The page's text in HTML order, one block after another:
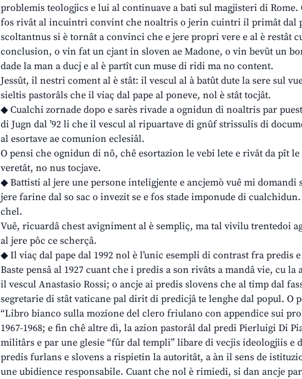
problemis teologjics e lui al continuave a bati sul magjisteri di
fos rivât al incuintri convint che noaltris o jerin cuintri il primât dal
scoltantnus si è tornât a convinci che e jere propri vere e al è restât
conclusion, o vin fat un cjant in sloven ae Madone, o vin bevût un
dade la man a ducj e al è partît cun muse di ridi ma no content.
Jessût, il nestri coment al è stât: il vescul al à batût dute la sere sul
sieltis pastorâls che il viaç dal pape al poneve, nol è stât tocjât.
◆ Cualchi zornade dopo e sarès rivade a ognidun di noaltris par
di Jugn dal ’92 li che il vescul al ripuartave di gnûf strissulis di
al esortave ae comunion eclesiâl.
O pensi che ognidun di nô, chê esortazion le vebi lete e rivât da pît
veretât, no nus tocjave.
◆ Battisti al jere une persone inteligjente e ancjemò vuê mi domandi
jere farine dal so sac o invezit se e fos stade imponude di
chel.
Vuê, ricuardâ chest avigniment al è sempliç, ma tal vivilu trentedoi
al jere pôc ce scherçâ.
◆ Il viaç dal pape dal 1992 nol è l’unic esempli di contrast fra predis
Baste pensâ al 1927 cuant che i predis a son rivâts a mandâ vie, cu la
il vescul Anastasio Rossi; o ancje ai predis slovens che al timp dal
segretarie di stât vaticane pal dirit di predicjâ te lenghe dal popul. O
“Libro bianco sulla mozione del clero friulano con appendice sui
1967-1968; e fin chê altre dì, la azion pastorâl dal predi Pierluigi Di
militârs e par une glesie “fûr dal templi” libare di vecjis ideologjiis e
predis furlans e slovens a rispietin la autoritât, a àn il sens de
une ubidience responsabile. Cuant che nol è rimiedi, si dan ancje